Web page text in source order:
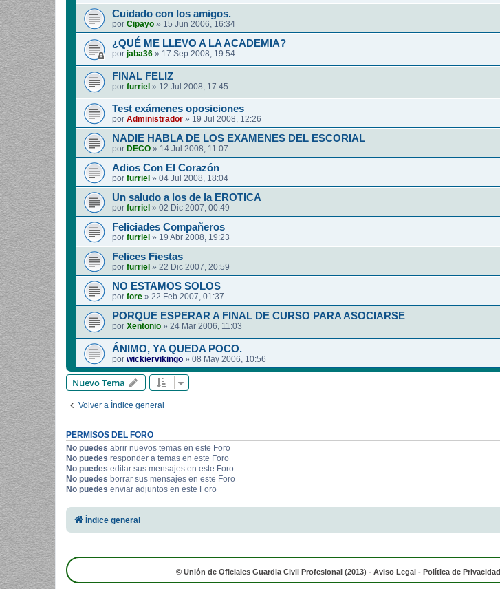
Cuidado con los amigos.
por Cipayo » 15 Jun 2006, 16:34
¿QUÉ ME LLEVO A LA ACADEMIA?
por jaba36 » 17 Sep 2008, 19:54
FINAL FELIZ
por furriel » 12 Jul 2008, 17:45
Test exámenes oposiciones
por Administrador » 19 Jul 2008, 12:26
NADIE HABLA DE LOS EXAMENES DEL ESCORIAL
por DECO » 14 Jul 2008, 11:07
Adios Con El Corazón
por furriel » 04 Jul 2008, 18:04
Un saludo a los de la EROTICA
por furriel » 02 Dic 2007, 00:49
Feliciades Compañeros
por furriel » 19 Abr 2008, 19:23
Felices Fiestas
por furriel » 22 Dic 2007, 20:59
NO ESTAMOS SOLOS
por fore » 22 Feb 2007, 01:37
PORQUE ESPERAR A FINAL DE CURSO PARA ASOCIARSE
por Xentonio » 24 Mar 2006, 11:03
ÁNIMO, YA QUEDA POCO.
por wickiervikingo » 08 May 2006, 10:56
Nuevo Tema
Volver a Índice general
PERMISOS DEL FORO
No puedes abrir nuevos temas en este Foro
No puedes responder a temas en este Foro
No puedes editar sus mensajes en este Foro
No puedes borrar sus mensajes en este Foro
No puedes enviar adjuntos en este Foro
Índice general
© Unión de Oficiales Guardia Civil Profesional (2013) - Aviso Legal - Política de Privacidad